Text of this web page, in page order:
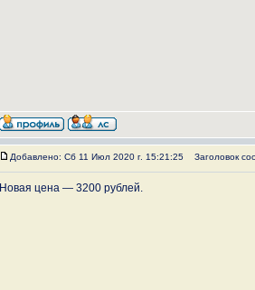
Добавлено: Сб 11 Июл 2020 г. 15:21:25 Заголовок
Новая цена — 3200 рублей.